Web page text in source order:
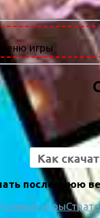
игры
последнюю
игры